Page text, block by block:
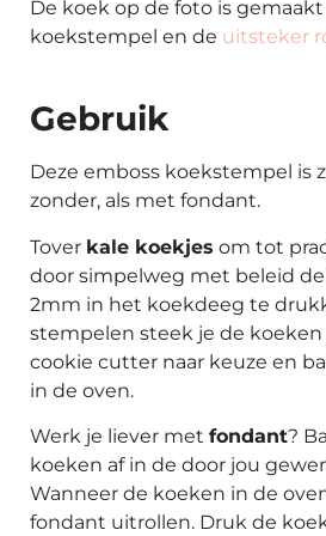
De koek op de foto is
koekstempel en de uitsteker
Gebruik
Deze emboss koekstempel is
zonder, als met fondant.
Tover kale koekjes om tot
door simpelweg met beleid
2mm in het koekdeeg te
stempelen steek je de
cookie cutter naar keuze en
in de oven.
Werk je liever met fondant?
koeken af in de door jou
Wanneer de koeken in de
fondant uitrollen. Druk de